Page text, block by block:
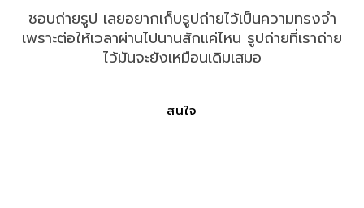
ชอบถ่ายรูป เลยอยากเก็บรูปถ่ายไว้เป็นความทรงจำ
เพราะต่อให้เวลาผ่านไปนานสักแค่ไหน รูปถ่ายที่เราถ่าย
ไว้มันจะยังเหมือนเดิมเสมอ
สนใจ